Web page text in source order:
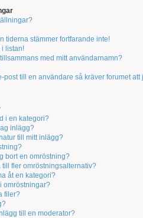
tiderna stämmer fortfarande inte!
i listan!
med mitt användarnamn?
post till en användare så kräver forumet att
i en kategori?
inlägg?
till mitt inlägg?
bort en omröstning?
fler omröstningsalternativ?
åt en kategori?
omröstningar?
filer?
till en moderator?